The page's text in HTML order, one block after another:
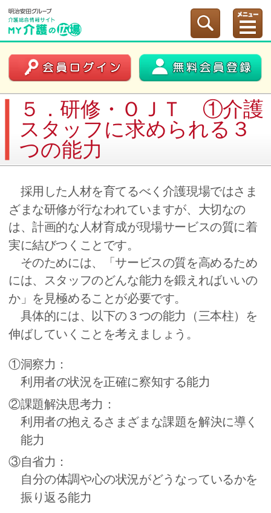
５．研修・ＯＪＴ ①介護
スタッフに求められる３
つの能力
採用した人材を育てるべく介護現場ではさま
ざまな研修が行なわれていますが、大切なの
は、計画的な人材育成が現場サービスの質に着
実に結びつくことです。
そのためには、「サービスの質を高めるため
には、スタッフのどんな能力を鍛えればいいの
か」を見極めることが必要です。
具体的には、以下の３つの能力（三本柱）を
伸ばしていくことを考えましょう。
①洞察力：
利用者の状況を正確に察知する能力
②課題解決思考力：
利用者の抱えるさまざまな課題を解決に導く
能力
③自省力：
自分の体調や心の状況がどうなっているかを
振り返る能力